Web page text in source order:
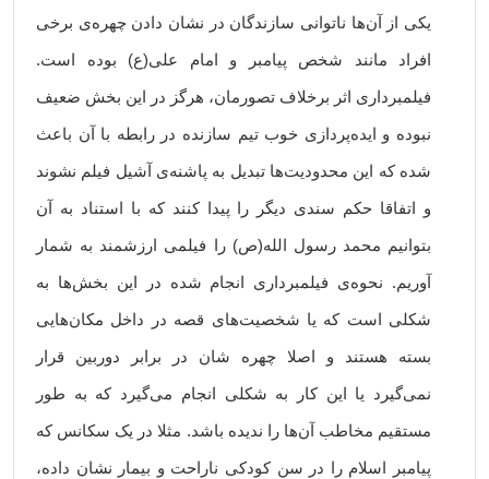
یکی از آن‌ها ناتوانی سازندگان در نشان دادن چهره‌ی برخی
افراد مانند شخص پیامبر و امام علی(ع) بوده است.
فیلمبرداری اثر برخلاف تصورمان، هرگز در این بخش ضعیف
نبوده و ایده‌پردازی خوب تیم سازنده در رابطه با آن باعث
شده که این محدودیت‌ها تبدیل به پاشنه‌ی آشیل فیلم نشوند
و اتفاقا حکم سندی دیگر را پیدا کنند که با استناد به آن‌
بتوانیم محمد رسول الله(ص) را فیلمی ارزشمند به شمار
آوریم. نحوه‌ی فیلمبرداری انجام شده در این بخش‌ها به
شکلی است که یا شخصیت‌های قصه در داخل مکان‌هایی
بسته هستند و اصلا چهره شان در برابر دوربین قرار
نمی‌گیرد یا این کار به شکلی انجام می‌گیرد که به طور
مستقیم مخاطب آن‌ها را ندیده باشد. مثلا در یک سکانس که
پیامبر اسلام را در سن کودکی ناراحت و بیمار نشان داده،